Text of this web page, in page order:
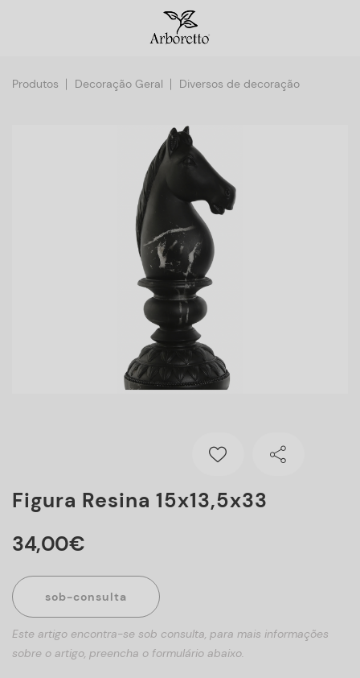
Produtos Decoração Geral Diversos de decoração
Figura Resina 15x13,5x33
34,00€
sob-consulta
Este artigo encontra-se sob consulta, para mais informações
sobre o artigo, preencha o formulário abaixo.